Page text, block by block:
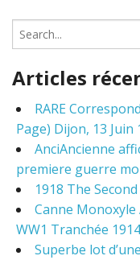
e
r
h
o
Articles
RARE
Page) Dijon, 13 Juin
AnciAncienne
premiere guerre
1918 The
Canne
WW1 Tranchée
Superbe lot